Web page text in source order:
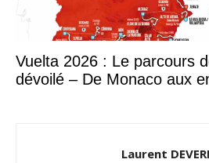
Vuelta 2026 : Le parcours
dévoilé – De Monaco aux
Laurent